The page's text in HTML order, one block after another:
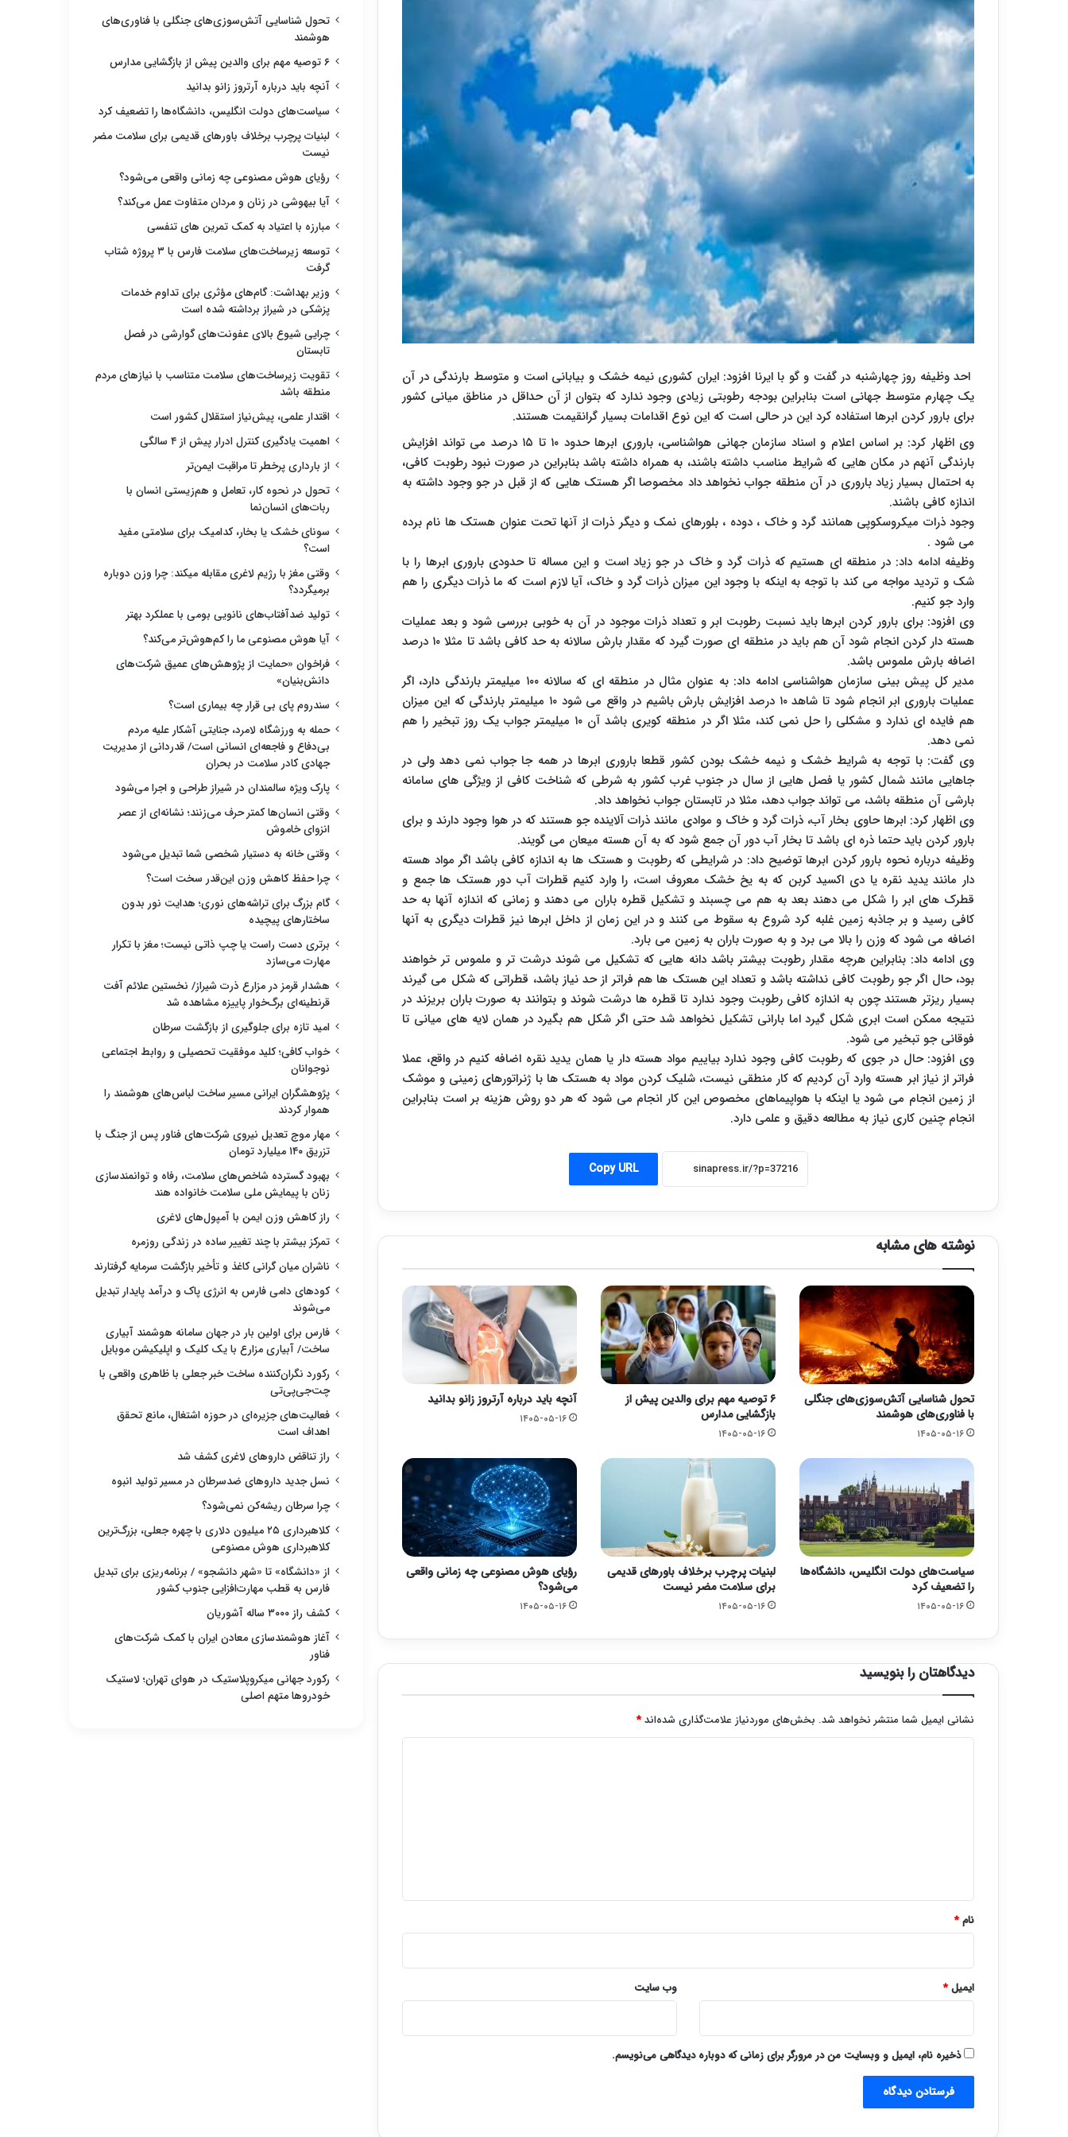
احد وظیفه روز چهارشنبه در گفت و گو با ایرنا افزود: ایران کشوری نیمه خشک و بیابانی است و متوسط بارندگی در آن
یک چهارم متوسط جهانی است بنابراین بودجه رطوبتی زیادی وجود ندارد که بتوان از آن حداقل در مناطق میانی کشور
برای بارور کردن ابرها استفاده کرد این در حالی است که این نوع اقدامات بسیار گرانقیمت هستند.
وی اظهار کرد: بر اساس اعلام و اسناد سازمان جهانی هواشناسی، باروری ابرها حدود ۱۰ تا ۱۵ درصد می تواند افزایش
بارندگی آنهم در مکان هایی که شرایط مناسب داشته باشند، به همراه داشته باشد بنابراین در صورت نبود رطوبت کافی،
به احتمال بسیار زیاد باروری در آن منطقه جواب نخواهد داد مخصوصا اگر هستک هایی که از قبل در جو وجود داشته به
اندازه کافی باشند.
وجود ذرات میکروسکوپی همانند گرد و خاک ، دوده ، بلورهای نمک و دیگر ذرات از آنها تحت عنوان هستک ها نام برده
می شود .
وظیفه ادامه داد: در منطقه ای هستیم که ذرات گرد و خاک در جو زیاد است و این مساله تا حدودی باروری ابرها را با
شک و تردید مواجه می کند با توجه به اینکه با وجود این میزان ذرات گرد و خاک، آیا لازم است که ما ذرات دیگری را هم
وارد جو کنیم.
وی افزود: برای بارور کردن ابرها باید نسبت رطوبت ابر و تعداد ذرات موجود در آن به خوبی بررسی شود و بعد عملیات
هسته دار کردن انجام شود آن هم باید در منطقه ای صورت گیرد که مقدار بارش سالانه به حد کافی باشد تا مثلا ۱۰ درصد
اضافه بارش ملموس باشد.
مدیر کل پیش بینی سازمان هواشناسی ادامه داد: به عنوان مثال در منطقه ای که سالانه ۱۰۰ میلیمتر بارندگی دارد، اگر
عملیات باروری ابر انجام شود تا شاهد ۱۰ درصد افزایش بارش باشیم در واقع می شود ۱۰ میلیمتر بارندگی که این میزان
هم فایده ای ندارد و مشکلی را حل نمی کند، مثلا اگر در منطقه کویری باشد آن ۱۰ میلیمتر جواب یک روز تبخیر را هم
نمی دهد.
وی گفت: با توجه به شرایط خشک و نیمه خشک بودن کشور قطعا باروری ابرها در همه جا جواب نمی دهد ولی در
جاهایی مانند شمال کشور یا فصل هایی از سال در جنوب غرب کشور به شرطی که شناخت کافی از ویژگی های سامانه
بارشی آن منطقه باشد، می تواند جواب دهد، مثلا در تابستان جواب نخواهد داد.
وی اظهار کرد: ابرها حاوی بخار آب، ذرات گرد و خاک و موادی مانند ذرات آلاینده جو هستند که در هوا وجود دارند و برای
بارور کردن باید حتما ذره ای باشد تا بخار آب دور آن جمع شود که به آن هسته میعان می گویند.
وظیفه درباره نحوه بارور کردن ابرها توضیح داد: در شرایطی که رطوبت و هستک ها به اندازه کافی باشد اگر مواد هسته
دار مانند یدید نقره یا دی اکسید کربن که به یخ خشک معروف است، را وارد کنیم قطرات آب دور هستک ها جمع و
قطرک های ابر را شکل می دهند بعد به هم می چسبند و تشکیل قطره باران می دهند و زمانی که اندازه آنها به حد
کافی رسید و بر جاذبه زمین غلبه کرد شروع به سقوط می کنند و در این زمان از داخل ابرها نیز قطرات دیگری به آنها
اضافه می شود که وزن را بالا می برد و به صورت باران به زمین می بارد.
وی ادامه داد: بنابراین هرچه مقدار رطوبت بیشتر باشد دانه هایی که تشکیل می شوند درشت تر و ملموس تر خواهند
بود، حال اگر جو رطوبت کافی نداشته باشد و تعداد این هستک ها هم فراتر از حد نیاز باشد، قطراتی که شکل می گیرند
بسیار ریزتر هستند چون به اندازه کافی رطوبت وجود ندارد تا قطره ها درشت شوند و بتوانند به صورت باران بریزند در
نتیجه ممکن است ابری شکل گیرد اما بارانی تشکیل نخواهد شد حتی اگر شکل هم بگیرد در همان لایه های میانی تا
فوقانی جو تبخیر می شود.
وی افزود: حال در جوی که رطوبت کافی وجود ندارد بیاییم مواد هسته دار یا همان یدید نقره اضافه کنیم در واقع، عملا
فراتر از نیاز ابر هسته وارد آن کردیم که کار منطقی نیست، شلیک کردن مواد به هستک ها با ژنراتورهای زمینی و موشک
از زمین انجام می شود یا اینکه با هواپیماهای مخصوص این کار انجام می شود که هر دو روش هزینه بر است بنابراین
انجام چنین کاری نیاز به مطالعه دقیق و علمی دارد.
Copy URL
نوشته های مشابه
تحول شناسایی آتش‌سوزی‌های جنگلی
با فناوری‌های هوشمند
۱۴۰۵-۰۵-۱۶
۶ توصیه مهم برای والدین پیش از
بازگشایی مدارس
۱۴۰۵-۰۵-۱۶
آنچه باید درباره آرتروز زانو بدانید
۱۴۰۵-۰۵-۱۶
سیاست‌های دولت انگلیس، دانشگاه‌ها
را تضعیف کرد
۱۴۰۵-۰۵-۱۶
لبنیات پرچرب برخلاف باورهای قدیمی
برای سلامت مضر نیست
۱۴۰۵-۰۵-۱۶
رؤیای هوش مصنوعی چه زمانی واقعی
می‌شود؟
۱۴۰۵-۰۵-۱۶
دیدگاهتان را بنویسید
نشانی ایمیل شما منتشر نخواهد شد. بخش‌های موردنیاز علامت‌گذاری شده‌اند*
نام*
ایمیل* وب‌ سایت
ذخیره نام، ایمیل و وبسایت من در مرورگر برای زمانی که دوباره دیدگاهی می‌نویسم.
تحول شناسایی آتش‌سوزی‌های جنگلی با فناوری‌های
هوشمند
۶ توصیه مهم برای والدین پیش از بازگشایی مدارس
آنچه باید درباره آرتروز زانو بدانید
سیاست‌های دولت انگلیس، دانشگاه‌ها را تضعیف کرد
لبنیات پرچرب برخلاف باورهای قدیمی برای سلامت مضر
نیست
رؤیای هوش مصنوعی چه زمانی واقعی می‌شود؟
آیا بیهوشی در زنان و مردان متفاوت عمل می‌کند؟
مبارزه با اعتیاد به کمک تمرین های تنفسی
توسعه زیرساخت‌های سلامت فارس با ۳ پروژه شتاب
گرفت
وزیر بهداشت: گام‌های مؤثری برای تداوم خدمات
پزشکی در شیراز برداشته شده است
چرایی شیوع بالای عفونت‌های گوارشی در فصل
تابستان
تقویت زیرساخت‌های سلامت متناسب با نیازهای مردم
منطقه باشد
اقتدار علمی، پیش‌نیاز استقلال کشور است
اهمیت یادگیری کنترل ادرار پیش از ۴ سالگی
از بارداری پرخطر تا مراقبت ایمن‌تر
تحول در نحوه کار، تعامل و هم‌زیستی انسان با
ربات‌های انسان‌نما
سونای خشک یا بخار، کدامیک برای سلامتی مفید
است؟
وقتی مغز با رژیم لاغری مقابله میکند: چرا وزن دوباره
برمیگردد؟
تولید ضدآفتاب‌های نانویی بومی با عملکرد بهتر
آیا هوش مصنوعی ما را کم‌هوش‌تر می‌کند؟
فراخوان «حمایت از پژوهش‌های عمیق شرکت‌های
دانش‌بنیان»
سندروم پای بی قرار چه بیماری است؟
حمله به ورزشگاه لامرد، جنایتی آشکار علیه مردم
بی‌دفاع و فاجعه‌ای انسانی است/ قدردانی از مدیریت
جهادی کادر سلامت در بحران
پارک ویژه سالمندان در شیراز طراحی و اجرا می‌شود
وقتی انسان‌ها کمتر حرف می‌زنند؛ نشانه‌ای از عصر
انزوای خاموش
وقتی خانه به دستیار شخصی شما تبدیل می‌شود
چرا حفظ کاهش وزن این‌قدر سخت است؟
گام بزرگ برای تراشه‌های نوری؛ هدایت نور بدون
ساختارهای پیچیده
برتری دست راست یا چپ ذاتی نیست؛ مغز با تکرار
مهارت می‌سازد
هشدار قرمز در مزارع ذرت شیراز/ نخستین علائم آفت
قرنطینه‌ای برگ‌خوار پاییزه مشاهده شد
امید تازه برای جلوگیری از بازگشت سرطان
خواب کافی؛ کلید موفقیت تحصیلی و روابط اجتماعی
نوجوانان
پژوهشگران ایرانی مسیر ساخت لباس‌های هوشمند را
هموار کردند
مهار موج تعدیل نیروی شرکت‌های فناور پس از جنگ با
تزریق ۱۴۰ میلیارد تومان
بهبود گسترده شاخص‌های سلامت، رفاه و توانمندسازی
زنان با پیمایش ملی سلامت خانواده هند
راز کاهش وزن ایمن با آمپول‌های لاغری
تمرکز بیشتر با چند تغییر ساده در زندگی روزمره
ناشران میان گرانی کاغذ و تأخیر بازگشت سرمایه گرفتارند
کودهای دامی فارس به انرژی پاک و درآمد پایدار تبدیل
می‌شوند
فارس برای اولین بار در جهان سامانه هوشمند آبیاری
ساخت/ آبیاری مزارع با یک کلیک و اپلیکیشن موبایل
رکورد نگران‌کننده ساخت خبر جعلی با ظاهری واقعی با
چت‌جی‌پی‌تی
فعالیت‌های جزیره‌ای در حوزه اشتغال، مانع تحقق
اهداف است
راز تناقض داروهای لاغری کشف شد
نسل جدید داروهای ضدسرطان در مسیر تولید انبوه
چرا سرطان ریشه‌کن نمی‌شود؟
کلاهبرداری ۲۵ میلیون دلاری با چهره جعلی، بزرگ‌ترین
کلاهبرداری هوش مصنوعی
از «دانشگاه» تا «شهر دانشجو» / برنامه‌ریزی برای تبدیل
فارس به قطب مهارت‌افزایی جنوب کشور
کشف راز ۳۰۰۰ ساله آشوریان
آغاز هوشمندسازی معادن ایران با کمک شرکت‌های
فناور
رکورد جهانی میکروپلاستیک در هوای تهران؛ لاستیک
خودروها متهم اصلی